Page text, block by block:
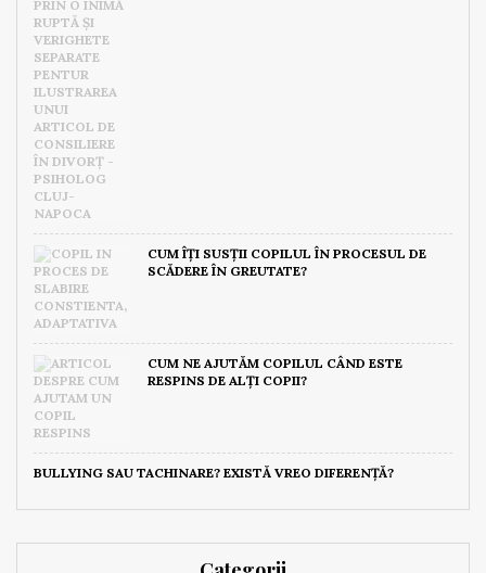
CUM ÎȚI SUSȚII COPILUL ÎN PROCESUL DE
SCĂDERE ÎN GREUTATE?
CUM NE AJUTĂM COPILUL CÂND ESTE
RESPINS DE ALȚI COPII?
BULLYING SAU TACHINARE? EXISTĂ VREO DIFERENȚĂ?